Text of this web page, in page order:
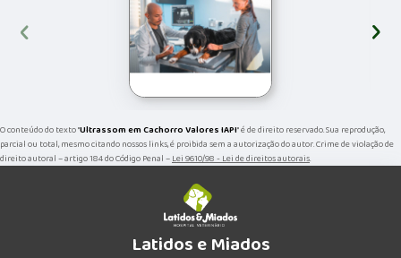
‹ ›
O conteúdo do texto "Ultrassom em Cachorro Valores IAPI" é de direito reservado. Sua reprodução,
parcial ou total, mesmo citando nossos links, é proibida sem a autorização do autor. Crime de violação de
direito autoral – artigo 184 do Código Penal –Lei 9610/98 - Lei de direitos autorais.
Latidos e Miados